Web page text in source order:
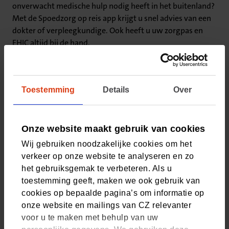
Toestemming Details Over
Onze website maakt gebruik van cookies
Wij gebruiken noodzakelijke cookies om het
verkeer op onze website te analyseren en zo
het gebruiksgemak te verbeteren. Als u
toestemming geeft, maken we ook gebruik van
cookies op bepaalde pagina’s om informatie op
onze website en mailings van CZ relevanter
voor u te maken met behulp van uw
onverwacht medische hulp nodig heeft in het buitenland?
Met de Spoedzorg op reis app krijgt u snel advies van een
dokter of verpleegkundige. Ook heeft u uw zorgpas en
EHIC altijd bij de hand.